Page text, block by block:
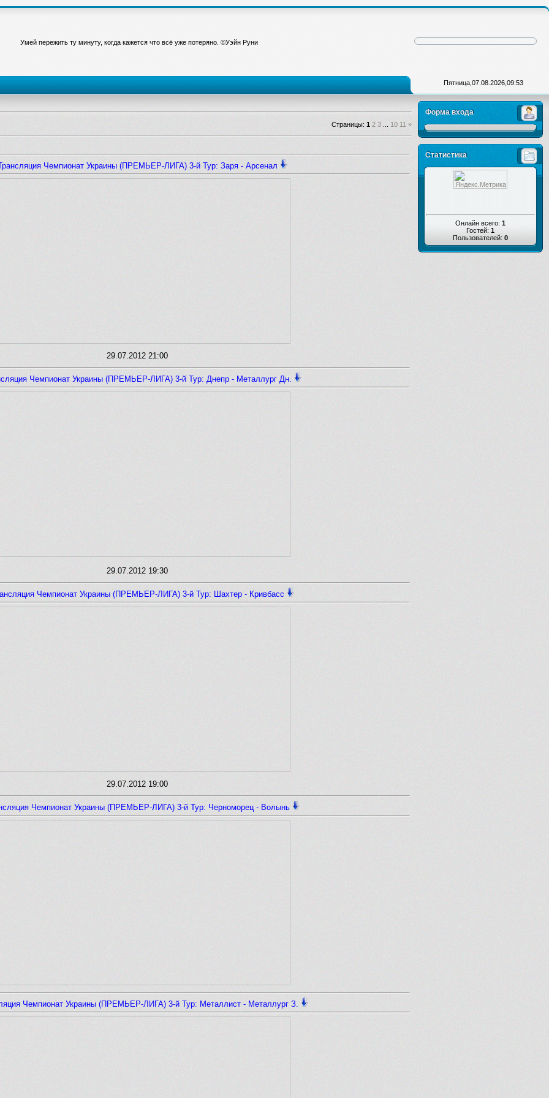
Умей пережить ту минуту, когда кажется что всё уже потеряно. ©Уэйн Руни
Пятница,07.08.2026,09:53
Страницы: 1 2 3 10 11 »
Чемпионат Украины (ПРЕМЬЕР-ЛИГА) 3-й Тур: Заря - Арсенал
29.07.2012 21:00
Чемпионат Украины (ПРЕМЬЕР-ЛИГА) 3-й Тур: Днепр - Металлург Дн.
29.07.2012 19:30
Чемпионат Украины (ПРЕМЬЕР-ЛИГА) 3-й Тур: Шахтер - Кривбасс
29.07.2012 19:00
Чемпионат Украины (ПРЕМЬЕР-ЛИГА) 3-й Тур: Черноморец - Волынь
Чемпионат Украины (ПРЕМЬЕР-ЛИГА) 3-й Тур: Металлист - Металлург З.
Форма входа
Статистика
Онлайн всего: 1
Гостей: 1
Пользователей: 0